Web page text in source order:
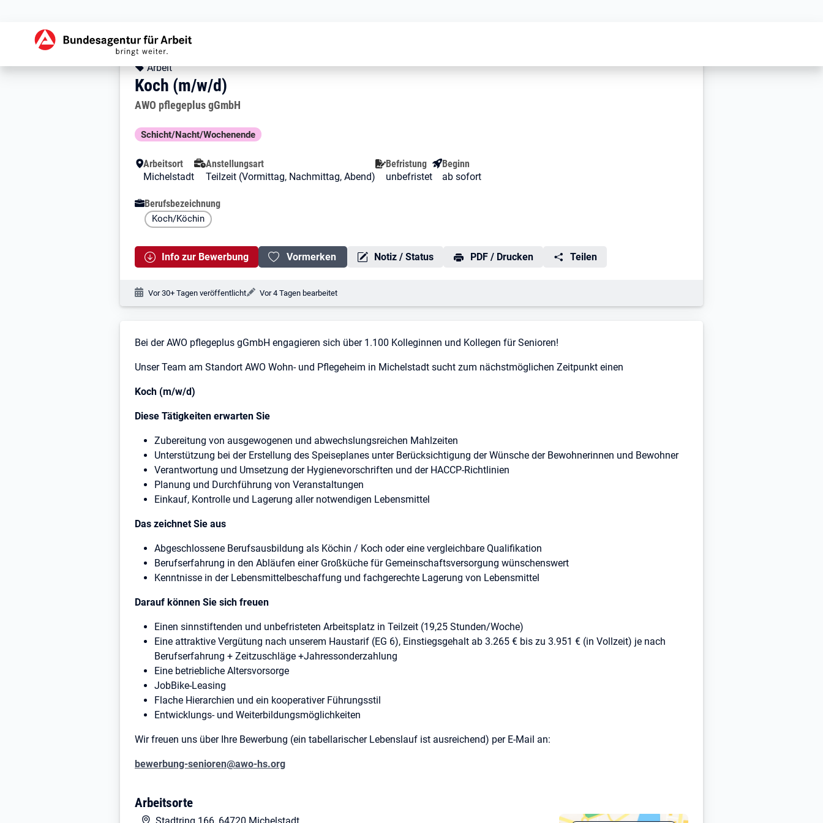
Stellendetails zu: Koch (m/w/d)
Koch (m/w/d)
Koch (m/w/d)
Kopfbereich
Angebotsart:
Arbeit
Koch (m/w/d)
Arbeitgeber:
AWO pflegeplus gGmbH
Besondere Merkmale
Schicht/Nacht/Wochenende
Arbeitsort
Michelstadt
Anstellungsart
Teilzeit (Vormittag, Nachmittag, Abend)
Befristung
unbefristet
Beginn
ab sofort
Berufsbezeichnung
Koch/Köchin
Info zur Bewerbung Vormerken Notiz / Status PDF / Drucken Teilen
Veröffentlichungsdatum:
Vor 30+ Tagen veröffentlicht Änderungsdatum:
Vor 4 Tagen bearbeitet
Stellenbeschreibung
Bei der AWO pflegeplus gGmbH engagieren sich über 1.100 Kolleginnen und Kollegen für Senioren!
Unser Team am Standort AWO Wohn- und Pflegeheim in Michelstadt sucht zum nächstmöglichen Zeitpunkt einen
Koch (m/w/d)
Diese Tätigkeiten erwarten Sie
Zubereitung von ausgewogenen und abwechslungsreichen Mahlzeiten
Unterstützung bei der Erstellung des Speiseplanes unter Berücksichtigung der Wünsche der Bewohnerinnen und Bewohner
Verantwortung und Umsetzung der Hygienevorschriften und der HACCP-Richtlinien
Planung und Durchführung von Veranstaltungen
Einkauf, Kontrolle und Lagerung aller notwendigen Lebensmittel
Das zeichnet Sie aus
Abgeschlossene Berufsausbildung als Köchin / Koch oder eine vergleichbare Qualifikation
Berufserfahrung in den Abläufen einer Großküche für Gemeinschaftsversorgung wünschenswert
Kenntnisse in der Lebensmittelbeschaffung und fachgerechte Lagerung von Lebensmittel
Darauf können Sie sich freuen
Einen sinnstiftenden und unbefristeten Arbeitsplatz in Teilzeit (19,25 Stunden/Woche)
Eine attraktive Vergütung nach unserem Haustarif (EG 6), Einstiegsgehalt ab 3.265 € bis zu 3.951 € (in Vollzeit) je nach
Berufserfahrung + Zeitzuschläge +Jahressonderzahlung
Eine betriebliche Altersvorsorge
JobBike-Leasing
Flache Hierarchien und ein kooperativer Führungsstil
Entwicklungs- und Weiterbildungsmöglichkeiten
Wir freuen uns über Ihre Bewerbung (ein tabellarischer Lebenslauf ist ausreichend) per E-Mail an:
bewerbung-senioren@awo-hs.org
Stadtring 166, 64720 Michelstadt
Arbeitsorte